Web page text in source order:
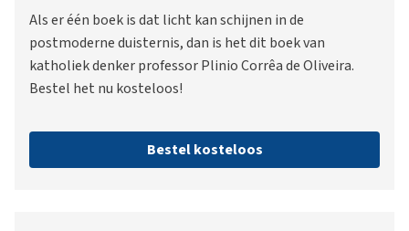
Als er één boek is dat licht kan schijnen in de
postmoderne duisternis, dan is het dit boek van
katholiek denker professor Plinio Corrêa de Oliveira.
Bestel het nu kosteloos!
Bestel kosteloos